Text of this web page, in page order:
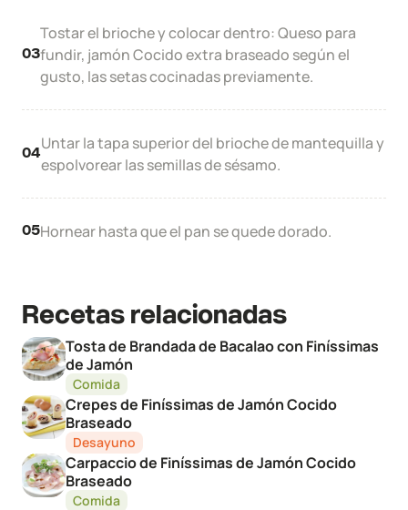
Recetas relacionadas
Tosta de Brandada de Bacalao con Finíssimas
de Jamón
Comida
Crepes de Finíssimas de Jamón Cocido
Braseado
Desayuno
Carpaccio de Finíssimas de Jamón Cocido
Braseado
Comida
03
Tostar el brioche y colocar dentro: Queso para
fundir, jamón Cocido extra braseado según el
gusto, las setas cocinadas previamente.
04
Untar la tapa superior del brioche de mantequilla y
espolvorear las semillas de sésamo.
05Hornear hasta que el pan se quede dorado.